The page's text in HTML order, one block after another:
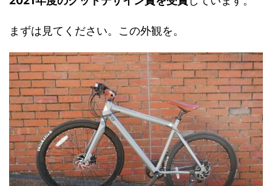
まずは見てください。この外観を。